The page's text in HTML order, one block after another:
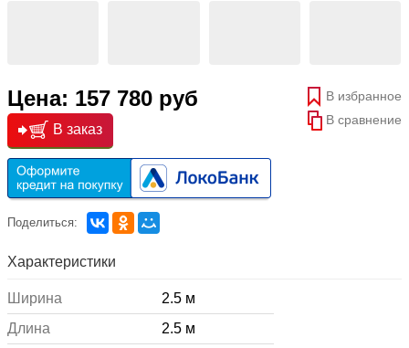
Цена: 157 780 руб
В избранное
В сравнение
В заказ
Поделиться:
Характеристики
Ширина
2.5 м
Длина
2.5 м